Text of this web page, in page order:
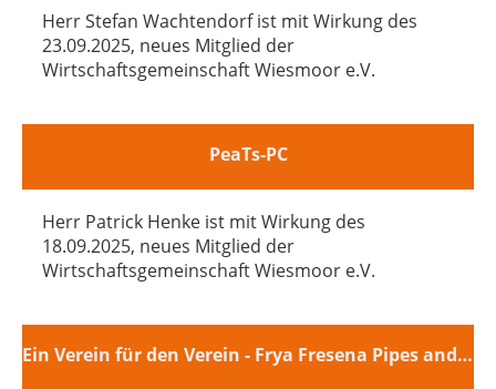
Herr Stefan Wachtendorf ist mit Wirkung des
23.09.2025, neues Mitglied der
Wirtschaftsgemeinschaft Wiesmoor e.V.
PeaTs-PC
Herr Patrick Henke ist mit Wirkung des
18.09.2025, neues Mitglied der
Wirtschaftsgemeinschaft Wiesmoor e.V.
Ein Verein für den Verein - Frya Fresena Pipes and Drums